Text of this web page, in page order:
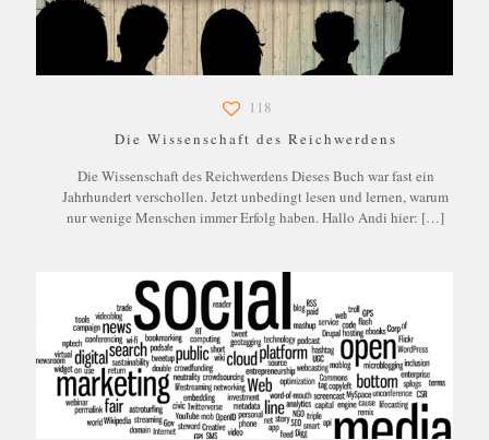
118
Die Wissenschaft des Reichwerdens
Die Wissenschaft des Reichwerdens Dieses Buch war fast ein
Jahrhundert verschollen. Jetzt unbedingt lesen und lernen, warum
nur wenige Menschen immer Erfolg haben. Hallo Andi hier: […]